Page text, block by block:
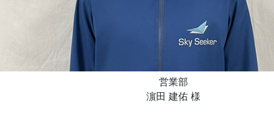
営業部
濵田 建佑 様